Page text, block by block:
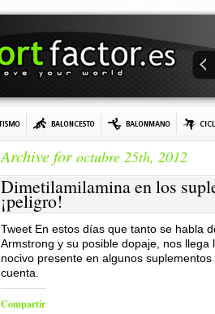
Archive foroctubre 25th, 2012
Dimetilamilamina en los
¡peligro!
Tweet En estos días que tanto se habla
Armstrong y su posible dopaje, nos
nocivo presente en algunos
cuenta.
Compartir